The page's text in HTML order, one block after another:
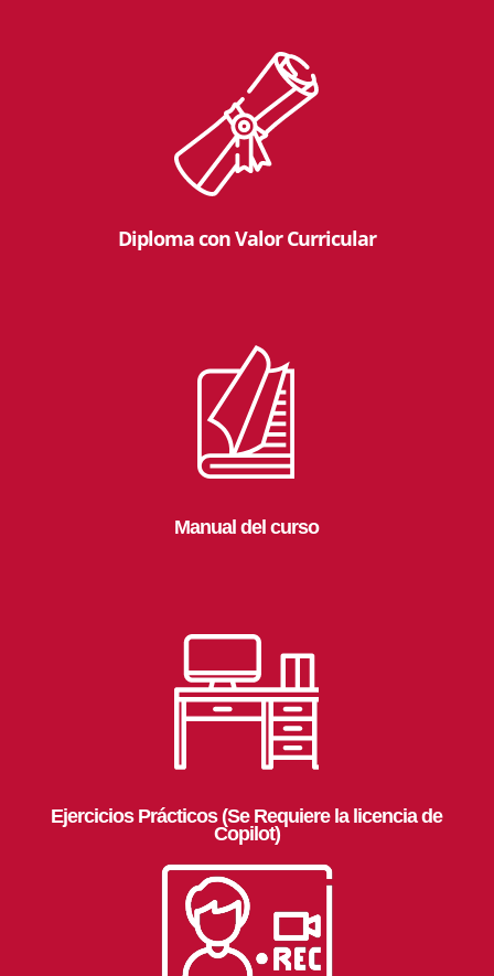
Diploma con Valor Curricular
Manual del curso
Ejercicios Prácticos (Se Requiere la licencia de
Copilot)